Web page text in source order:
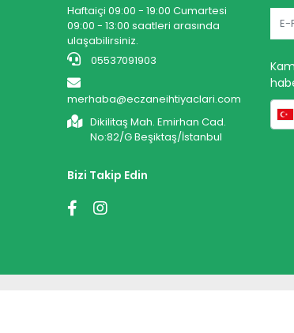
Haftaiçi 09:00 - 19:00 Cumartesi
09:00 - 13:00 saatleri arasında
ulaşabilirsiniz.
05537091903
merhaba@eczaneihtiyaclari.com
Dikilitaş Mah. Emirhan Cad.
No:82/G Beşiktaş/İstanbul
Bizi Takip Edin